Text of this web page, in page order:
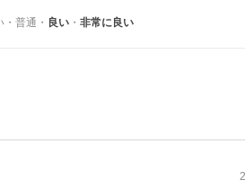
・ 普通 ・ 良い ・ 非常に良い